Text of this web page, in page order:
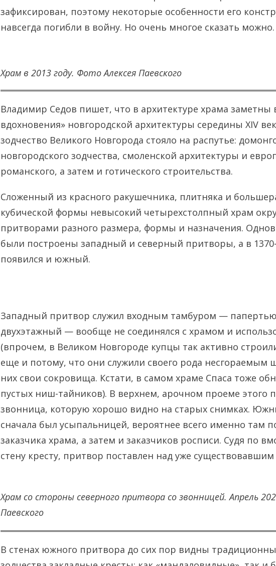
зафиксирован, поэтому некоторые особенности его
навсегда погибли в войну. Но очень многое сказать можно.
Храм в 2013 году. Фото Алексея Паевского
Владимир Седов пишет, что в архитектуре храма заметны
вдохновения» новгородской архитектуры середины XIV
зодчество Великого Новгорода стояло на распутье:
новгородского зодчества, смоленской архитектуры и
романского, а затем и готического строительства.
Сложенный из красного ракушечника, плитняка и
кубической формы невысокий четырехстолпный храм
притворами разного размера, формы и назначения.
были построены западный и северный притворы, а в
появился и южный.
Западный притвор служил входным тамбуром —
двухэтажный — вообще не соединялся с храмом и
(впрочем, в Великом Новгороде купцы так активно
еще и потому, что они служили своего рода несгораемым
них свои сокровища. Кстати, в самом храме Спаса тоже
пустых ниш-тайников). В верхнем, арочном проеме этого
звонница, которую хорошо видно на старых снимках.
сначала был усыпальницей, вероятнее всего именно там
заказчика храма, а затем и заказчиков росписи. Судя по
стену кресту, притвор поставлен над уже
Храм со стороны северного притвора со звонницей. Апрель
Паевского
В стенах южного притвора до сих пор видны